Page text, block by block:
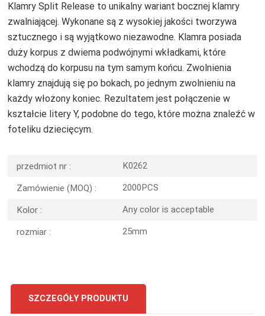
Klamry Split Release to unikalny wariant bocznej klamry
zwalniającej. Wykonane są z wysokiej jakości tworzywa
sztucznego i są wyjątkowo niezawodne. Klamra posiada
duży korpus z dwiema podwójnymi wkładkami, które
wchodzą do korpusu na tym samym końcu. Zwolnienia
klamry znajdują się po bokach, po jednym zwolnieniu na
każdy włożony koniec. Rezultatem jest połączenie w
kształcie litery Y, podobne do tego, które można znaleźć w
foteliku dziecięcym.
przedmiot nr : K0262
Zamówienie (MOQ) : 2000PCS
Kolor : Any color is acceptable
rozmiar : 25mm
SZCZEGÓŁY PRODUKTU